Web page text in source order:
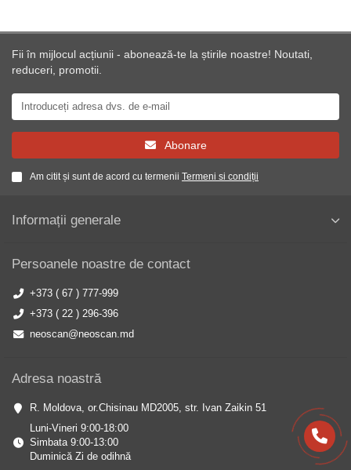
Fii în mijlocul acțiunii - abonează-te la știrile noastre! Noutati,
reduceri, promotii.
Abonare
Am citit și sunt de acord cu termenii Termeni si condiții
Informații generale
Persoanele noastre de contact
+373 ( 67 ) 777-999
+373 ( 22 ) 296-396
neoscan@neoscan.md
Adresa noastră
R. Moldova, or.Chisinau MD2005, str. Ivan Zaikin 51
Luni-Vineri 9:00-18:00
Simbata 9:00-13:00
Duminică Zi de odihnă